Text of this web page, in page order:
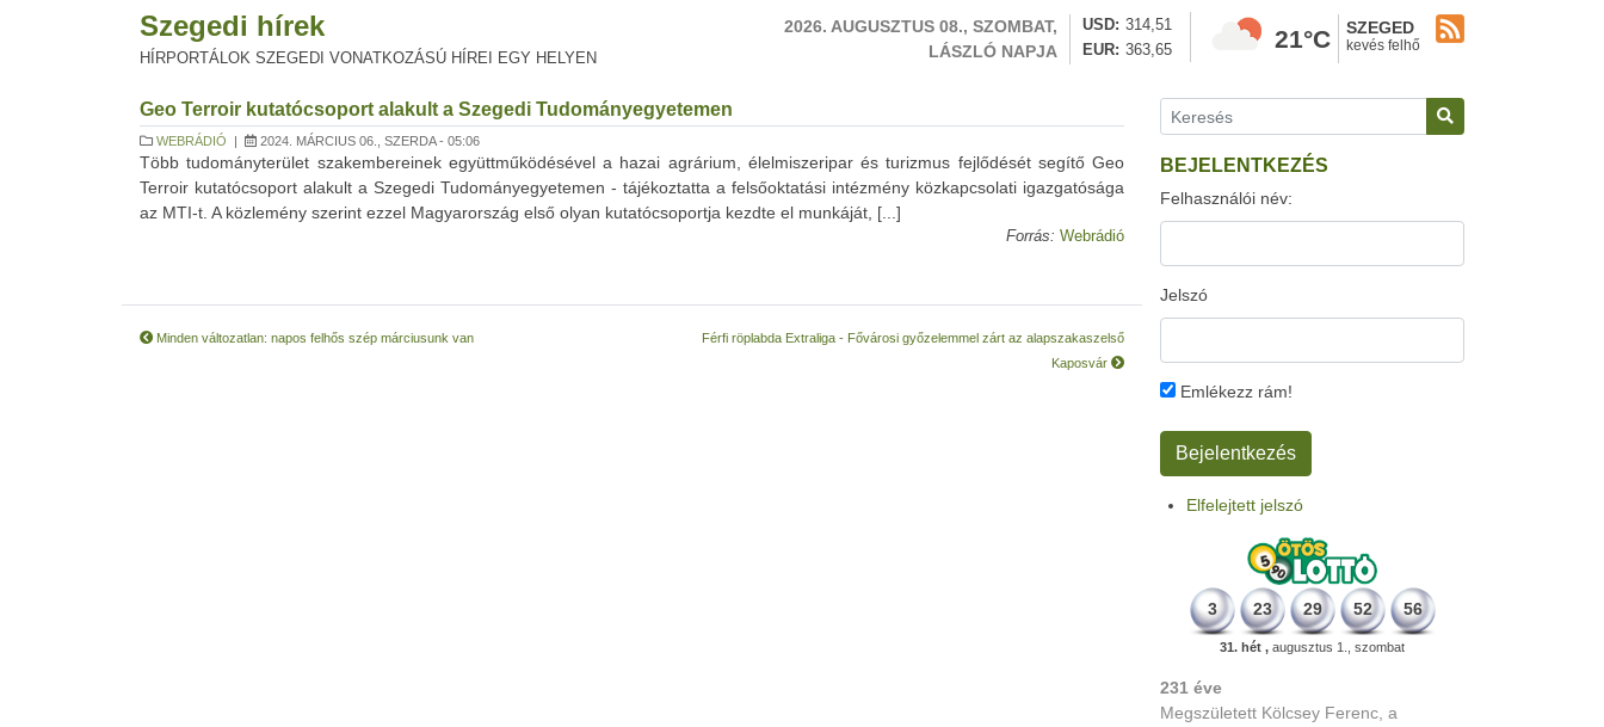
Szegedi hírek
HÍRPORTÁLOK SZEGEDI VONATKOZÁSÚ HÍREI EGY HELYEN
2026. AUGUSZTUS 08., SZOMBAT,
LÁSZLÓ NAPJA
USD
314,51
EUR
363,65 21°C SZEGED
kevés felhő
Geo Terroir kutatócsoport alakult a Szegedi Tudományegyetemen
WEBRÁDIÓ | 2024. MÁRCIUS 06., SZERDA - 05:06
Több tudományterület szakembereinek együttműködésével a hazai agrárium, élelmiszeripar és turizmus fejlődését segítő Geo
Terroir kutatócsoport alakult a Szegedi Tudományegyetemen - tájékoztatta a felsőoktatási intézmény közkapcsolati igazgatósága
az MTI-t. A közlemény szerint ezzel Magyarország első olyan kutatócsoportja kezdte el munkáját, [...]
Forrás: Webrádió
Minden változatlan: napos felhős szép márciusunk van
Férfi röplabda Extraliga - Fővárosi győzelemmel zárt az alapszakaszelső
Kaposvár
BEJELENTKEZÉS
Felhasználói név:
Jelszó
Emlékezz rám!
Elfelejtett jelszó
3 23 29 52 56
31. hét , augusztus 1., szombat
331 éve
Megszületett Mikes Kelemen